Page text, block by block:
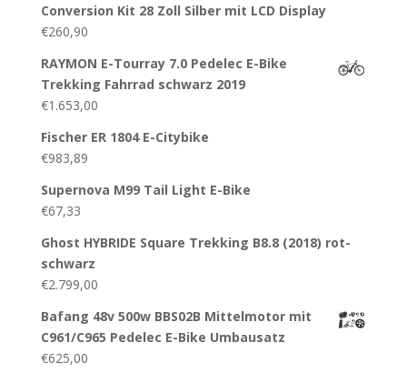
Conversion Kit 28 Zoll Silber mit LCD Display
€260,90
RAYMON E-Tourray 7.0 Pedelec E-Bike
Trekking Fahrrad schwarz 2019
€1.653,00
Fischer ER 1804 E-Citybike
€983,89
Supernova M99 Tail Light E-Bike
€67,33
Ghost HYBRIDE Square Trekking B8.8 (2018) rot-
schwarz
€2.799,00
Bafang 48v 500w BBS02B Mittelmotor mit
C961/C965 Pedelec E-Bike Umbausatz
€625,00